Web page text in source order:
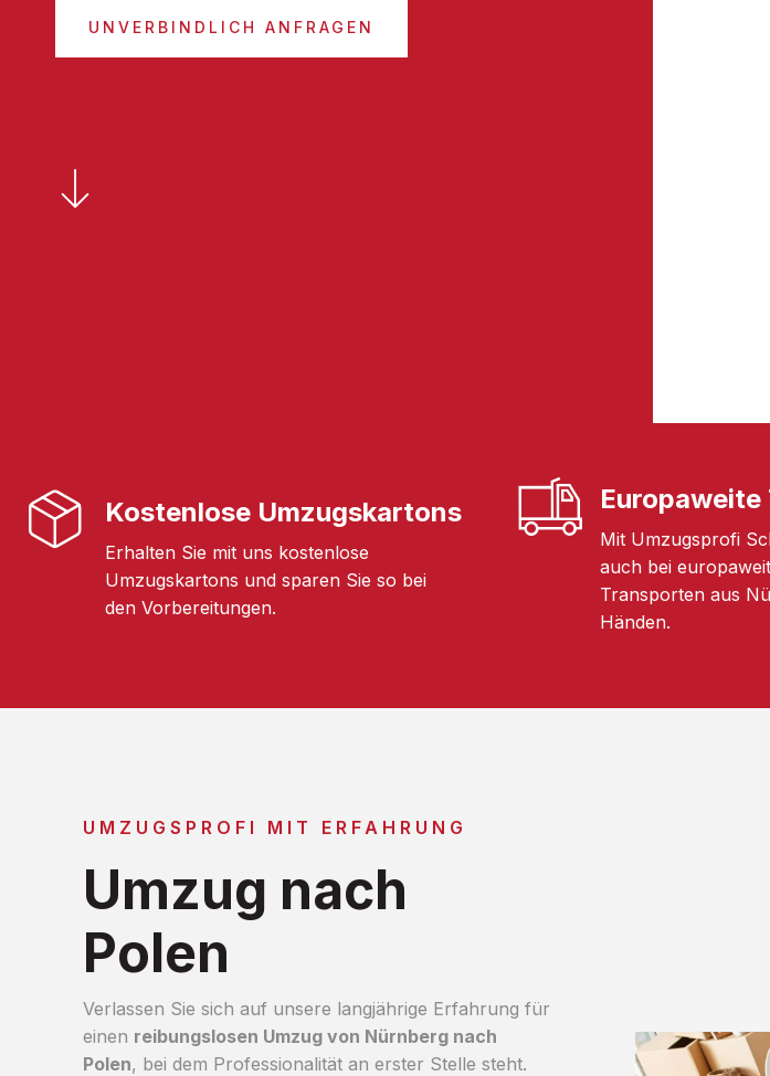
UNVERBINDLICH ANFRAGEN
Kostenlose Umzugskartons
Erhalten Sie mit uns kostenlose
Umzugskartons und sparen Sie so bei
den Vorbereitungen.
Mit Umzugsprofi
auch bei
Transporten aus
Händen.
UMZUGSPROFI MIT ERFAHRUNG
Umzug nach
Polen
Verlassen Sie sich auf unsere langjährige Erfahrung für
einen reibungslosen Umzug von Nürnberg nach
Polen, bei dem Professionalität an erster Stelle steht.